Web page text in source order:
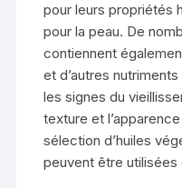
pour leurs propriétés
pour la peau. De
contiennent
et d’autres
les signes du
texture et
sélection d’huiles
peuvent être